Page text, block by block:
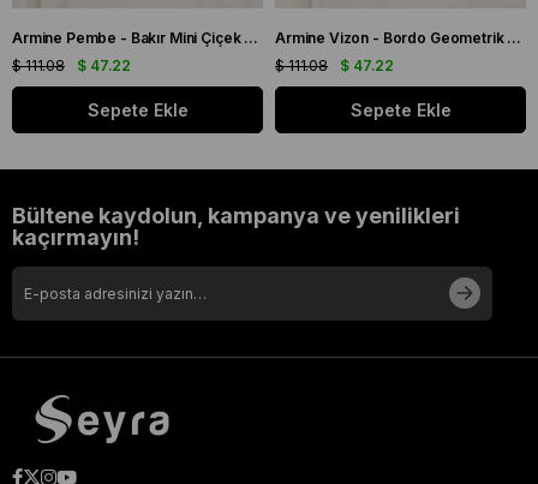
Armine Pembe - Bakır Mini Çiçek Desen Tivil İpek Eşarp IST 9134 - 03
$ 47.22
$ 111.08
Sepete Ekle
Armine Vizon - Bordo Geometrik Desen Tivil İpek Eşarp IST 9151 - 53
$ 47.22
$ 111.08
Sepete Ekle
Bültene kaydolun, kampanya ve yenilikleri
kaçırmayın!